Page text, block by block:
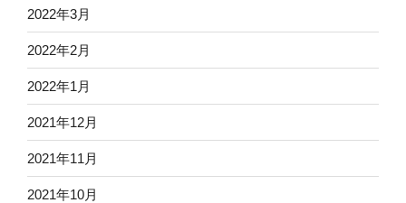
2022年3月
2022年2月
2022年1月
2021年12月
2021年11月
2021年10月